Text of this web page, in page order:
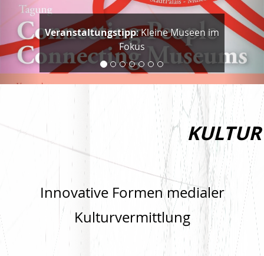
Veranstaltungstipp: Kleine Museen im
Fokus
KULTUR
Innovative Formen medialer
Kulturvermittlung